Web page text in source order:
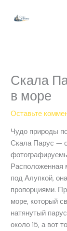
Скала
в море
Оставьте
Чудо природы
Скала Парус —
Расположенная
под Алупкой,
пропорциями.
море, который
натянутый
около 15, а вот